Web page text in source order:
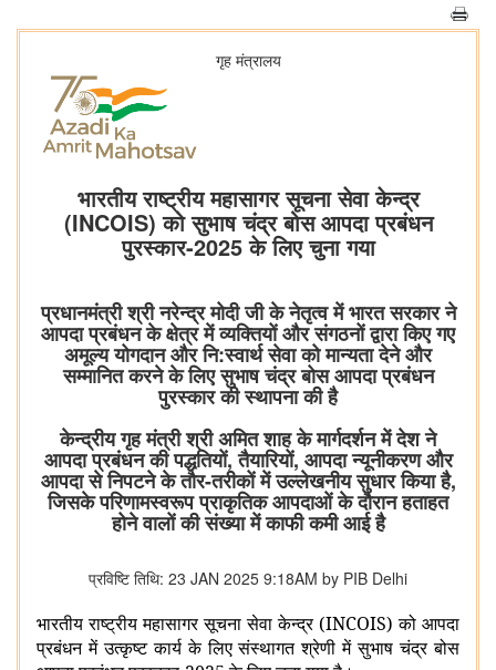
गृह मंत्रालय
भारतीय राष्ट्रीय महासागर सूचना सेवा केन्द्र
(INCOIS) को सुभाष चंद्र बोस आपदा प्रबंधन
पुरस्कार-2025 के लिए चुना गया
प्रधानमंत्री श्री नरेन्द्र मोदी जी के नेतृत्व में भारत सरकार ने
आपदा प्रबंधन के क्षेत्र में व्यक्तियों और संगठनों द्वारा किए गए
अमूल्य योगदान और नि:स्वार्थ सेवा को मान्यता देने और
सम्मानित करने के लिए सुभाष चंद्र बोस आपदा प्रबंधन
पुरस्कार की स्थापना की है
केन्द्रीय गृह मंत्री श्री अमित शाह के मार्गदर्शन में देश ने
आपदा प्रबंधन की पद्धतियों, तैयारियों, आपदा न्यूनीकरण और
आपदा से निपटने के तौर-तरीकों में उल्लेखनीय सुधार किया है,
जिसके परिणामस्वरूप प्राकृतिक आपदाओं के दौरान हताहत
होने वालों की संख्या में काफी कमी आई है
प्रविष्टि तिथि: 23 JAN 2025 9:18AM by PIB Delhi
भारतीय राष्ट्रीय महासागर सूचना सेवा केन्द्र (INCOIS) को आपदा
प्रबंधन में उत्कृष्ट कार्य के लिए संस्थागत श्रेणी में सुभाष चंद्र बोस